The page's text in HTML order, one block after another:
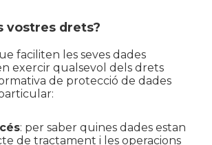
vostres drets?
faciliten les seves dades
exercir qualsevol dels drets
de protecció de dades
: per saber quines dades estan
de tractament i les operacions